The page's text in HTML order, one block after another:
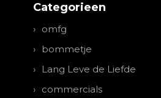
Categorieen
omfg
bommetje
Lang Leve de Liefde
commercials